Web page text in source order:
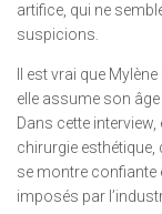
artifice, qui ne
suspicions.
Il est vrai que
elle assume son
Dans cette interview,
chirurgie esthétique,
se montre confiante
imposés par